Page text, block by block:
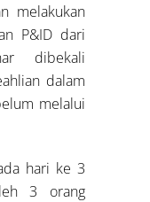
melakukan
P&ID dari
dibekali
dalam
melalui
hari ke 3
3 orang